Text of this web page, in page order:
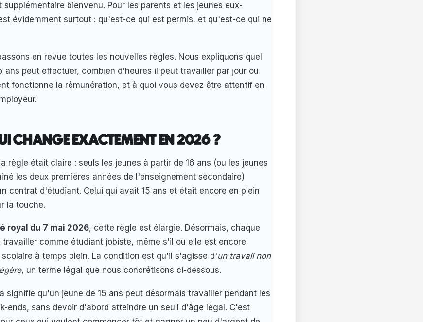
bienvenu. Pour les parents et les jeunes eux-
évidemment surtout : qu'est-ce qui est permis, et qu'est-ce qui ne
en revue toutes les nouvelles règles. Nous expliquons quel
ans peut effectuer, combien d'heures il peut travailler par jour ou
fonctionne la rémunération, et à quoi vous devez être attentif en
CHANGE EXACTEMENT EN 2026 ?
règle était claire : seuls les jeunes à partir de 16 ans (ou les jeunes
les deux premières années de l'enseignement secondaire)
contrat d'étudiant. Celui qui avait 15 ans et était encore en plein
la touche.
royal du 7 mai 2026, cette règle est élargie. Désormais, chaque
travailler comme étudiant jobiste, même s'il ou elle est encore
à temps plein. La condition est qu'il s'agisse d'un travail non
, un terme légal que nous concrétisons ci-dessous.
signifie qu'un jeune de 15 ans peut désormais travailler pendant les
ends, sans devoir d'abord atteindre un seuil d'âge légal. C'est